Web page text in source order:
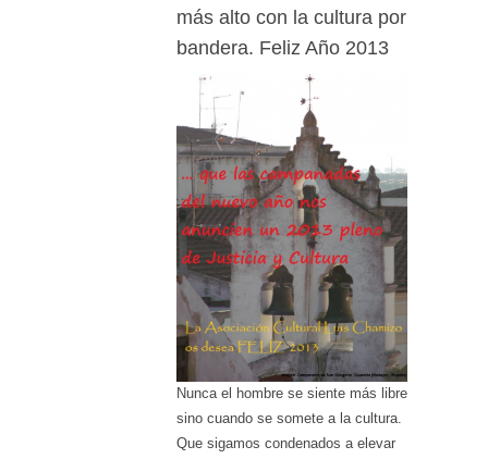
más alto con la cultura por
bandera. Feliz Año 2013
Nunca el hombre se siente más libre
sino cuando se somete a la cultura.
Que sigamos condenados a elevar